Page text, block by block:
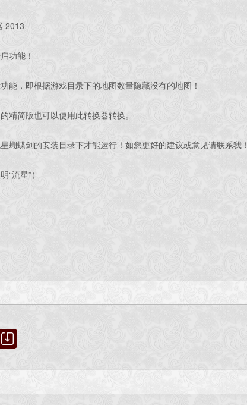
2013
功能！
能，即根据游戏目录下的地图数量隐藏没有的地图！
精简版也可以使用此转换器转换。
蝴蝶剑的安装目录下才能运行！如您更好的建议或意见请联系我！
流星”）